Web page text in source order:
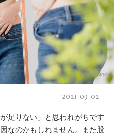
Adobe Stock
2021-09-02
足りない」と思われがちです
なのかもしれません。また股